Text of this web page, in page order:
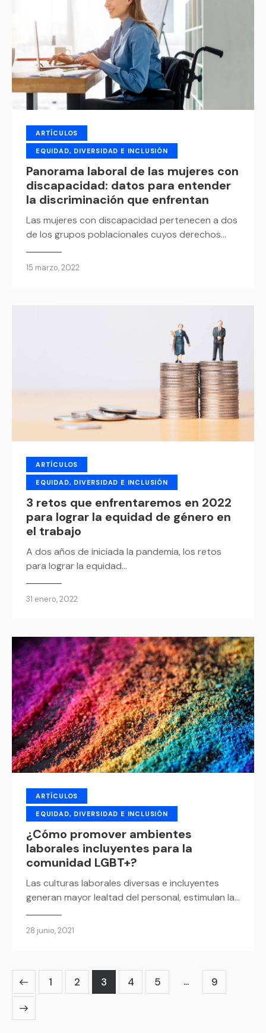
ARTÍCULOS
EQUIDAD, DIVERSIDAD E INCLUSIÓN
Panorama laboral de las mujeres con
discapacidad: datos para entender
la discriminación que enfrentan
Las mujeres con discapacidad pertenecen a dos
de los grupos poblacionales cuyos derechos…
15 marzo, 2022
ARTÍCULOS
EQUIDAD, DIVERSIDAD E INCLUSIÓN
3 retos que enfrentaremos en 2022
para lograr la equidad de género en
el trabajo
A dos años de iniciada la pandemia, los retos
para lograr la equidad…
31 enero, 2022
ARTÍCULOS
EQUIDAD, DIVERSIDAD E INCLUSIÓN
¿Cómo promover ambientes
laborales incluyentes para la
comunidad LGBT+?
Las culturas laborales diversas e incluyentes
generan mayor lealtad del personal, estimulan la…
28 junio, 2021
1 2 3 4 5 … 9